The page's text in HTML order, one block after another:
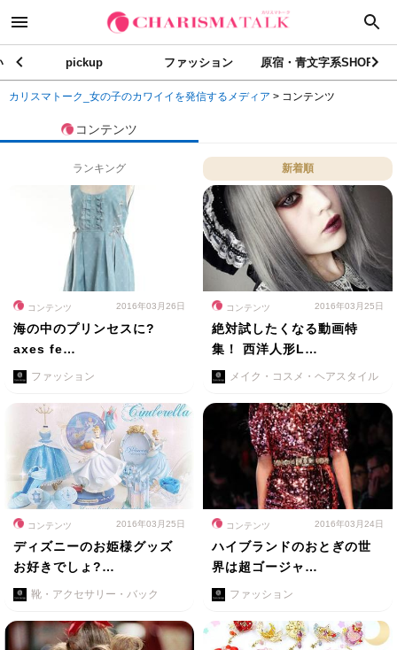
pickup ファッション 原宿・青文字系SHOP
カリスマトーク_女の子のカワイイを発信するメディア > コンテンツ
コンテンツ
ランキング 新着順
コンテンツ 2016年03月26日
海の中のプリンセスに?
axes fe…
ファッション
コンテンツ 2016年03月25日
絶対試したくなる動画特
集！ 西洋人形L…
メイク・コスメ・ヘアスタイル
コンテンツ 2016年03月25日
ディズニーのお姫様グッズ
お好きでしょ?…
靴・アクセサリー・バック
コンテンツ 2016年03月24日
ハイブランドのおとぎの世
界は超ゴージャ…
ファッション